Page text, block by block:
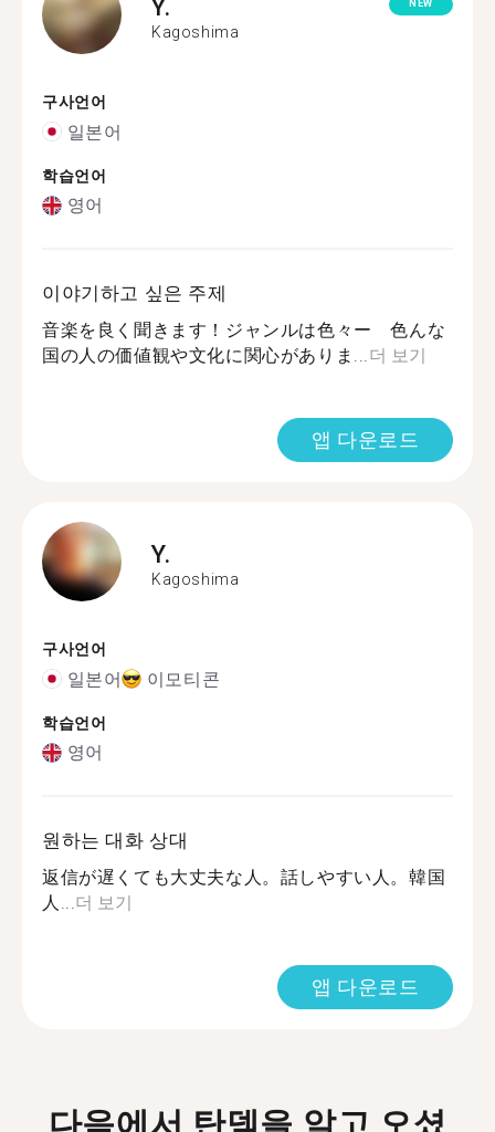
Y.
Kagoshima
NEW
구사언어
일본어
학습언어
영어
이야기하고 싶은 주제
音楽を良く聞きます！ジャンルは色々ー 色んな
国の人の価値観や文化に関心がありま...더 보기
앱 다운로드
Y.
Kagoshima
구사언어
일본어 이모티콘
학습언어
영어
원하는 대화 상대
返信が遅くても大丈夫な人。話しやすい人。韓国
人...더 보기
앱 다운로드
다음에서 탄뎀을 알고 오셨